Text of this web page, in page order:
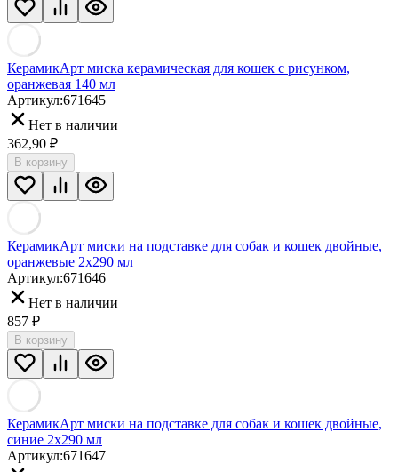
КерамикАрт миска керамическая для кошек с рисунком,
оранжевая 140 мл
Артикул:671645
Нет в наличии
362,90 ₽
В корзину
КерамикАрт миски на подставке для собак и кошек двойные,
оранжевые 2x290 мл
Артикул:671646
Нет в наличии
857 ₽
В корзину
КерамикАрт миски на подставке для собак и кошек двойные,
синие 2x290 мл
Артикул:671647